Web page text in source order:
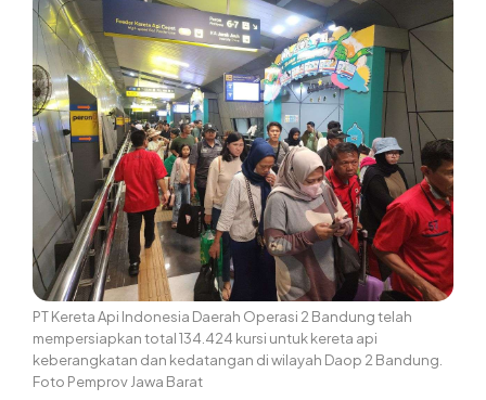
PT Kereta Api Indonesia Daerah Operasi 2 Bandung telah
mempersiapkan total 134.424 kursi untuk kereta api
keberangkatan dan kedatangan di wilayah Daop 2 Bandung.
Foto Pemprov Jawa Barat